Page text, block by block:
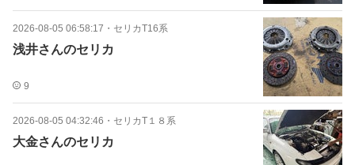
2026-08-05 06:58:17 ・ セリカT16系
浅井さんのセリカ
9
2026-08-05 04:32:46 ・ セリカT１８系
大金さんのセリカ